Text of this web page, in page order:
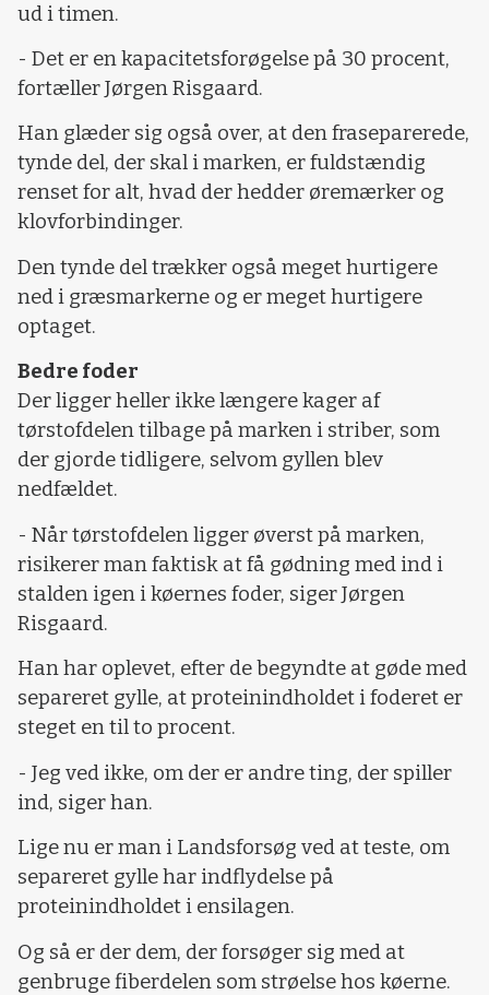
ud i timen.
- Det er en kapacitetsforøgelse på 30 procent,
fortæller Jørgen Risgaard.
Han glæder sig også over, at den fraseparerede,
tynde del, der skal i marken, er fuldstændig
renset for alt, hvad der hedder øremærker og
klovforbindinger.
Den tynde del trækker også meget hurtigere
ned i græsmarkerne og er meget hurtigere
optaget.
Bedre foder
Der ligger heller ikke længere kager af
tørstofdelen tilbage på marken i striber, som
der gjorde tidligere, selvom gyllen blev
nedfældet.
- Når tørstofdelen ligger øverst på marken,
risikerer man faktisk at få gødning med ind i
stalden igen i køernes foder, siger Jørgen
Risgaard.
Han har oplevet, efter de begyndte at gøde med
separeret gylle, at proteinindholdet i foderet er
steget en til to procent.
- Jeg ved ikke, om der er andre ting, der spiller
ind, siger han.
Lige nu er man i Landsforsøg ved at teste, om
separeret gylle har indflydelse på
proteinindholdet i ensilagen.
Og så er der dem, der forsøger sig med at
genbruge fiberdelen som strøelse hos køerne.